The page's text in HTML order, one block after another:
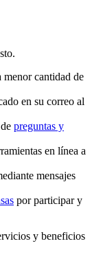
cantidad de
en su correo al
preguntas y
en línea a
mensajes
por participar y
y beneficios